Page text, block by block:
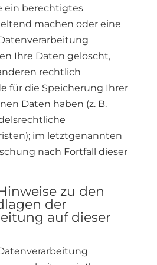
ein berechtigtes
machen oder eine
Ihre Daten gelöscht,
rechtlich
für die Speicherung Ihrer
Daten haben (z. B.
im letztgenannten
nach Fortfall dieser
zu den
der
auf dieser